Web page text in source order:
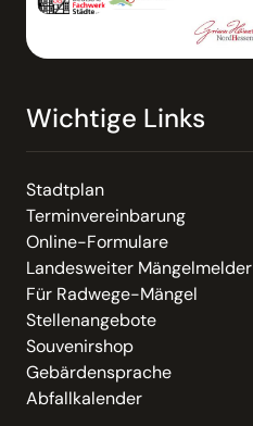
Wichtige Links
Stadtplan
Terminvereinbarung
Online-Formulare
Landesweiter Mängelmelder
Für Radwege-Mängel
Stellenangebote
Souvenirshop
Gebärdensprache
Abfallkalender